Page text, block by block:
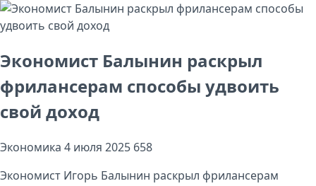
Экономист Балынин раскрыл
фрилансерам способы удвоить
свой доход
Экономика 4 июля 2025 658
Экономист Игорь Балынин раскрыл фрилансерам